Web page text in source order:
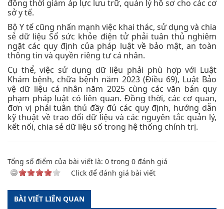
đồng thời giảm áp lực lưu trữ, quản lý hồ sơ cho các cơ
sở y tế.
Bộ Y tế cũng nhấn mạnh việc khai thác, sử dụng và chia
sẻ dữ liệu Sổ sức khỏe điện tử phải tuân thủ nghiêm
ngặt các quy định của pháp luật về bảo mật, an toàn
thông tin và quyền riêng tư cá nhân.
Cụ thể, việc sử dụng dữ liệu phải phù hợp với Luật
Khám bệnh, chữa bệnh năm 2023 (Điều 69), Luật Bảo
vệ dữ liệu cá nhân năm 2025 cùng các văn bản quy
phạm pháp luật có liên quan. Đồng thời, các cơ quan,
đơn vị phải tuân thủ đầy đủ các quy định, hướng dẫn
kỹ thuật về trao đổi dữ liệu và các nguyên tắc quản lý,
kết nối, chia sẻ dữ liệu số trong hệ thống chính trị.
Tổng số điểm của bài viết là: 0 trong 0 đánh giá
Click để đánh giá bài viết
BÀI VIẾT LIÊN QUAN